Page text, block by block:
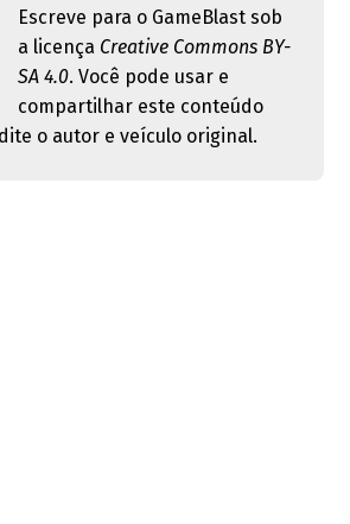
Escreve para o GameBlast sob
a licença Creative Commons BY-
SA 4.0. Você pode usar e
compartilhar este conteúdo
o autor e veículo original.